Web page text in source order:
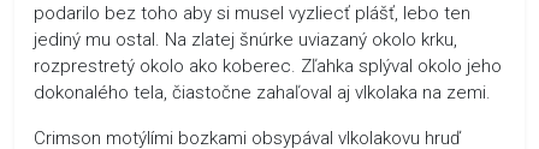
podarilo bez toho aby si musel vyzliecť plášť, lebo ten
jediný mu ostal. Na zlatej šnúrke uviazaný okolo krku,
rozprestretý okolo ako koberec. Zľahka splýval okolo jeho
dokonalého tela, čiastočne zahaľoval aj vlkolaka na zemi.
Crimson motýlími bozkami obsypával vlkolakovu hruď